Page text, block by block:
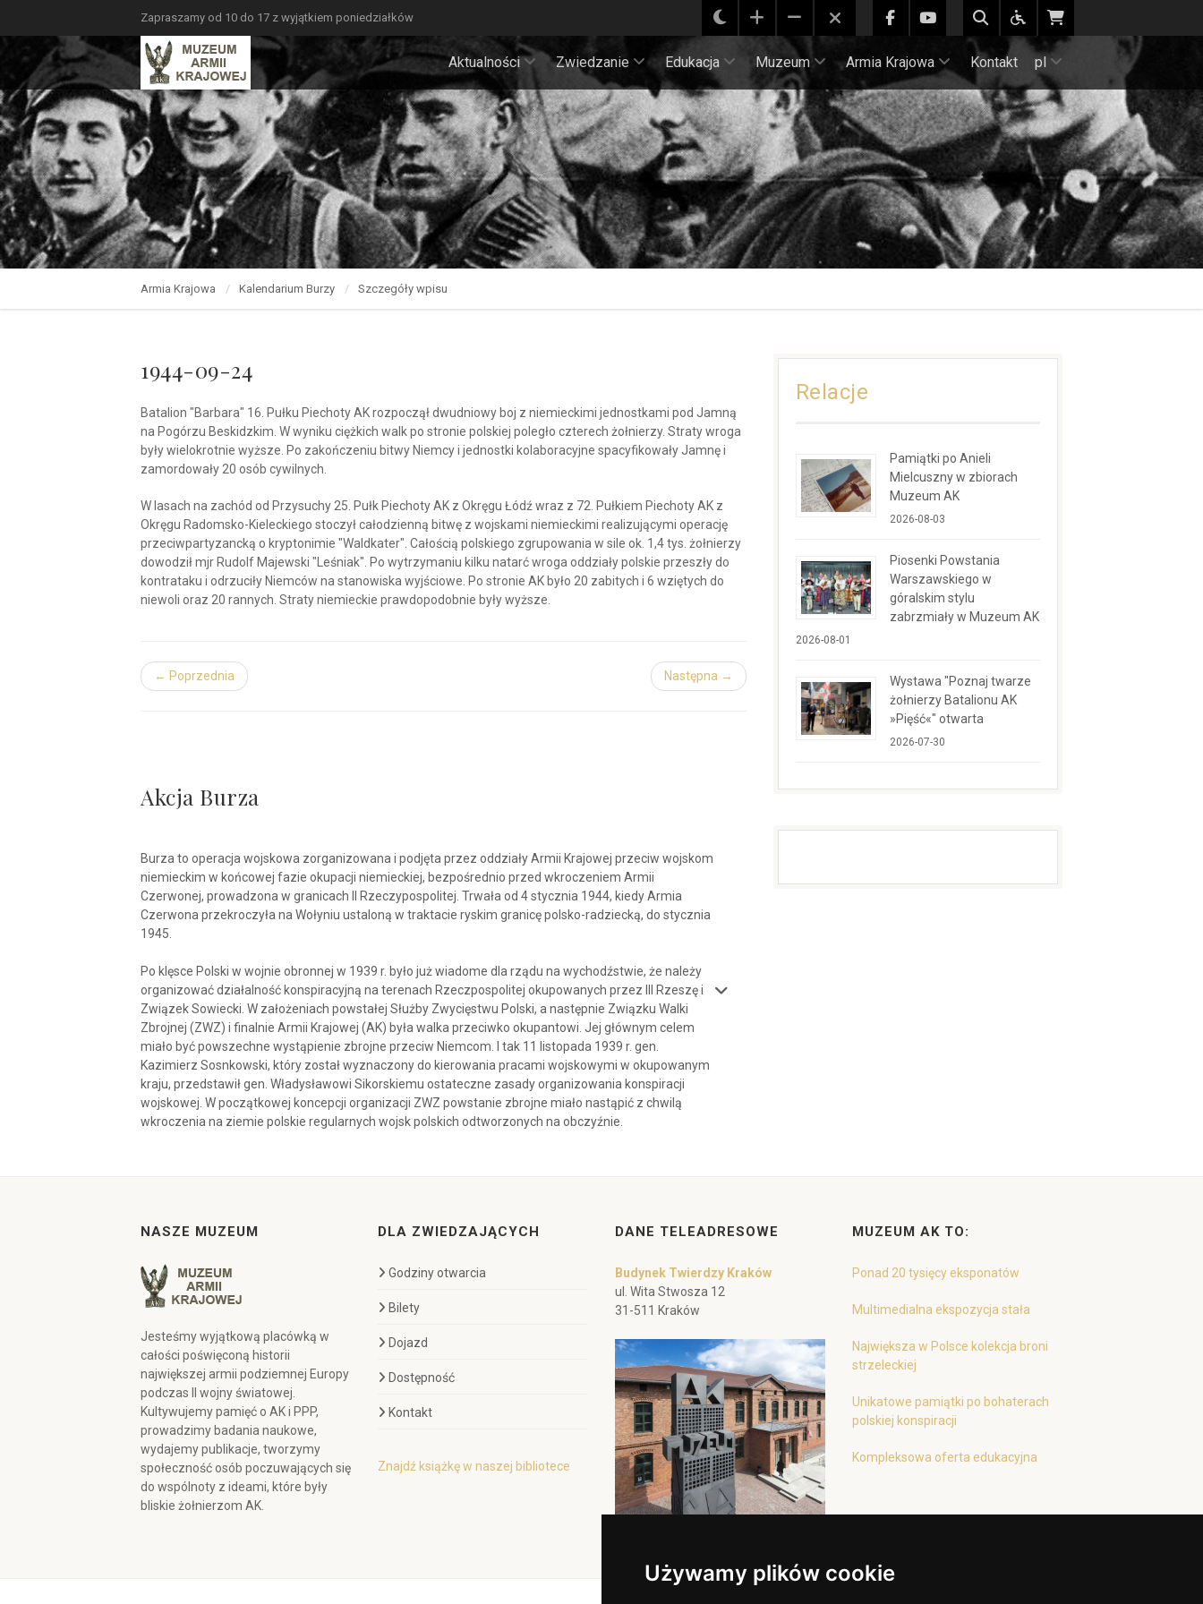
Używamy plików cookie
Zapraszamy od 10 do 17 z wyjątkiem poniedziałków
Aktualności Zwiedzanie Edukacja Muzeum Armia Krajowa Kontakt pl
Armia Krajowa Kalendarium Burzy Szczegóły wpisu
1944-09-24
Batalion "Barbara" 16. Pułku Piechoty AK rozpoczął dwudniowy boj z niemieckimi jednostkami pod Jamną
na Pogórzu Beskidzkim. W wyniku ciężkich walk po stronie polskiej poległo czterech żołnierzy. Straty wroga
były wielokrotnie wyższe. Po zakończeniu bitwy Niemcy i jednostki kolaboracyjne spacyfikowały Jamnę i
zamordowały 20 osób cywilnych.
W lasach na zachód od Przysuchy 25. Pułk Piechoty AK z Okręgu Łódź wraz z 72. Pułkiem Piechoty AK z
Okręgu Radomsko-Kieleckiego stoczył całodzienną bitwę z wojskami niemieckimi realizującymi operację
przeciwpartyzancką o kryptonimie "Waldkater". Całością polskiego zgrupowania w sile ok. 1,4 tys. żołnierzy
dowodził mjr Rudolf Majewski "Leśniak". Po wytrzymaniu kilku natarć wroga oddziały polskie przeszły do
kontrataku i odrzuciły Niemców na stanowiska wyjściowe. Po stronie AK było 20 zabitych i 6 wziętych do
niewoli oraz 20 rannych. Straty niemieckie prawdopodobnie były wyższe.
← Poprzednia Następna →
Akcja Burza
Burza to operacja wojskowa zorganizowana i podjęta przez oddziały Armii Krajowej przeciw wojskom
niemieckim w końcowej fazie okupacji niemieckiej, bezpośrednio przed wkroczeniem Armii
Czerwonej, prowadzona w granicach II Rzeczypospolitej. Trwała od 4 stycznia 1944, kiedy Armia
Czerwona przekroczyła na Wołyniu ustaloną w traktacie ryskim granicę polsko-radziecką, do stycznia
1945.
Po klęsce Polski w wojnie obronnej w 1939 r. było już wiadome dla rządu na wychodźstwie, że należy
organizować działalność konspiracyjną na terenach Rzeczpospolitej okupowanych przez III Rzeszę i
Związek Sowiecki. W założeniach powstałej Służby Zwycięstwu Polski, a następnie Związku Walki
Zbrojnej (ZWZ) i finalnie Armii Krajowej (AK) była walka przeciwko okupantowi. Jej głównym celem
miało być powszechne wystąpienie zbrojne przeciw Niemcom. I tak 11 listopada 1939 r. gen.
Kazimierz Sosnkowski, który został wyznaczony do kierowania pracami wojskowymi w okupowanym
kraju, przedstawił gen. Władysławowi Sikorskiemu ostateczne zasady organizowania konspiracji
wojskowej. W początkowej koncepcji organizacji ZWZ powstanie zbrojne miało nastąpić z chwilą
wkroczenia na ziemie polskie regularnych wojsk polskich odtworzonych na obczyźnie.
Relacje
Pamiątki po Anieli
Mielcuszny w zbiorach
Muzeum AK
2026-08-03
Piosenki Powstania
Warszawskiego w
góralskim stylu
zabrzmiały w Muzeum AK
2026-08-01
Wystawa "Poznaj twarze
żołnierzy Batalionu AK
»Pięść«" otwarta
2026-07-30
NASZE MUZEUM
Jesteśmy wyjątkową placówką w
całości poświęconą historii
największej armii podziemnej Europy
podczas II wojny światowej.
Kultywujemy pamięć o AK i PPP,
prowadzimy badania naukowe,
wydajemy publikacje, tworzymy
społeczność osób poczuwających się
do wspólnoty z ideami, które były
bliskie żołnierzom AK.
DLA ZWIEDZAJĄCYCH
Godziny otwarcia
Bilety
Dojazd
Dostępność
Kontakt
Znajdź książkę w naszej bibliotece
DANE TELEADRESOWE
Budynek Twierdzy Kraków
ul. Wita Stwosza 12
31-511 Kraków
MUZEUM AK TO:
Ponad 20 tysięcy eksponatów
Multimedialna ekspozycja stała
Największa w Polsce kolekcja broni
strzeleckiej
Unikatowe pamiątki po bohaterach
polskiej konspiracji
Kompleksowa oferta edukacyjna